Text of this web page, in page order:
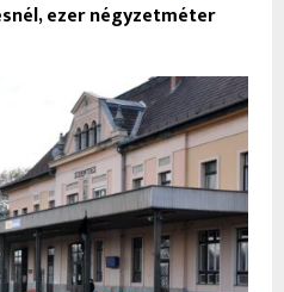
ezer négyzetméter